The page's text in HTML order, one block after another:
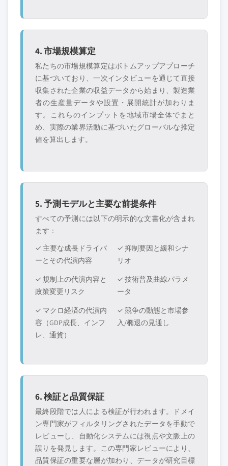
4. 市場規模算定
私たちの市場規模算定はボトムアップアプローチ
に基づいており、一次インタビューを通じて直接
収集された企業の収益データから始まり、製造業
者の生産量データや設置・展開統計が加わりま
す。これらのインプットを地域市場全体でまと
め、実際の業界活動に基づいたグローバルな推定
値を算出します。
5. 予測モデルと主要な前提条件
すべての予測には以下の明示的な文書化が含まれ
ます：
✓ 主要な成長ドライバ
ーとその代演内容
✓ 抑制要因と緩和シナ
リオ
✓ 規制上の代演内容と
政策変更リスク
✓ 技術普及曲線パラメ
ータ
✓ マクロ経済の代演内
容（GDP成長、インフ
レ、通貨）
✓ 競争の動態と市場参
入/椭退の見通し
6. 検証と品質保証
最終段階では人による検証が行われます。ドメイ
ン専門家がフィルタリングされたデータを手動で
レビューし、自動化システムには視点や文脈上の
誤りを発見します。この専門家レビューにより、
品質保証の重要な層が加わり、データが研究目標